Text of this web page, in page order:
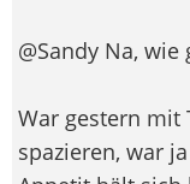
@Sandy Na, wie
War gestern mit
spazieren, war